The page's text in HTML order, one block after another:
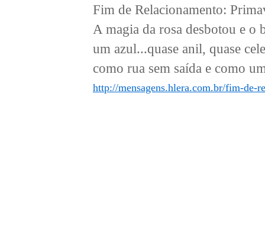
Fim de Relacionamento:
A magia da rosa desbotou e o
um azul...quase anil, quase
como rua sem saída e como
http://mensagens.hlera.com.br/fim-de-